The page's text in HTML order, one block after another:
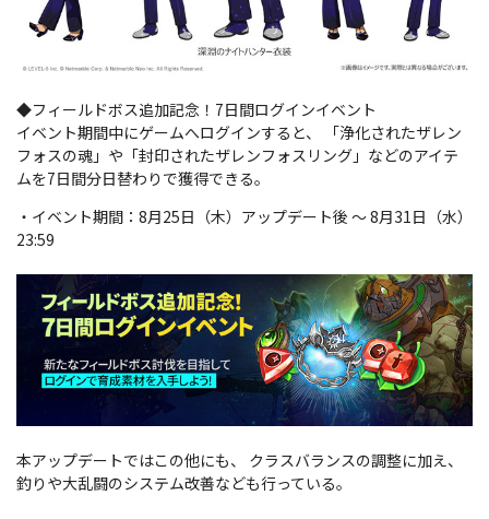
◆フィールドボス追加記念！7日間ログインイベント
イベント期間中にゲームへログインすると、 「浄化されたザレン
フォスの魂」や「封印されたザレンフォスリング」などのアイテ
ムを7日間分日替わりで獲得できる。
・イベント期間：8月25日（木）アップデート後 ～ 8月31日（水）
23:59
本アップデートではこの他にも、 クラスバランスの調整に加え、
釣りや大乱闘のシステム改善なども行っている。